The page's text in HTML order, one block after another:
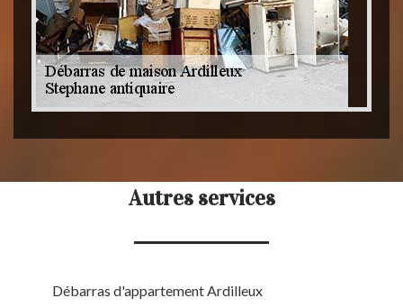
Autres services
Débarras d'appartement Ardilleux